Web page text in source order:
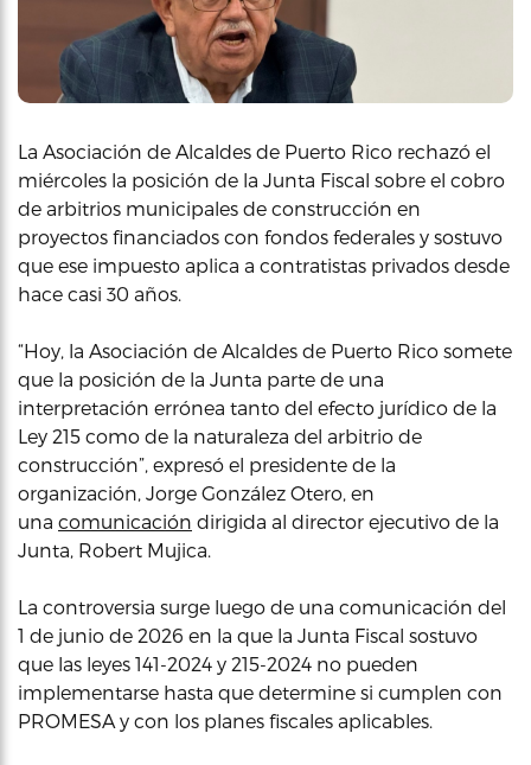
La Asociación de Alcaldes de Puerto Rico rechazó el
miércoles la posición de la Junta Fiscal sobre el cobro
de arbitrios municipales de construcción en
proyectos financiados con fondos federales y sostuvo
que ese impuesto aplica a contratistas privados desde
hace casi 30 años.
“Hoy, la Asociación de Alcaldes de Puerto Rico somete
que la posición de la Junta parte de una
interpretación errónea tanto del efecto jurídico de la
Ley 215 como de la naturaleza del arbitrio de
construcción”, expresó el presidente de la
organización, Jorge González Otero, en
una comunicación dirigida al director ejecutivo de la
Junta, Robert Mujica.
La controversia surge luego de una comunicación del
1 de junio de 2026 en la que la Junta Fiscal sostuvo
que las leyes 141-2024 y 215-2024 no pueden
implementarse hasta que determine si cumplen con
PROMESA y con los planes fiscales aplicables.